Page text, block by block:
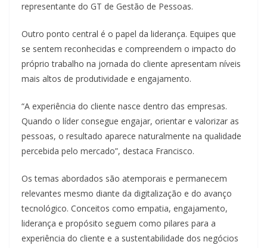
representante do GT de Gestão de Pessoas.
Outro ponto central é o papel da liderança. Equipes que
se sentem reconhecidas e compreendem o impacto do
próprio trabalho na jornada do cliente apresentam níveis
mais altos de produtividade e engajamento.
“A experiência do cliente nasce dentro das empresas.
Quando o líder consegue engajar, orientar e valorizar as
pessoas, o resultado aparece naturalmente na qualidade
percebida pelo mercado”, destaca Francisco.
Os temas abordados são atemporais e permanecem
relevantes mesmo diante da digitalização e do avanço
tecnológico. Conceitos como empatia, engajamento,
liderança e propósito seguem como pilares para a
experiência do cliente e a sustentabilidade dos negócios